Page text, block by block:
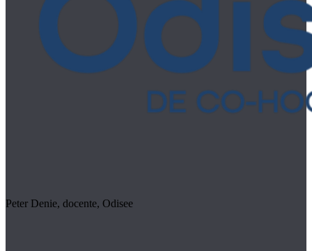
Peter Denie, docente, Odisee